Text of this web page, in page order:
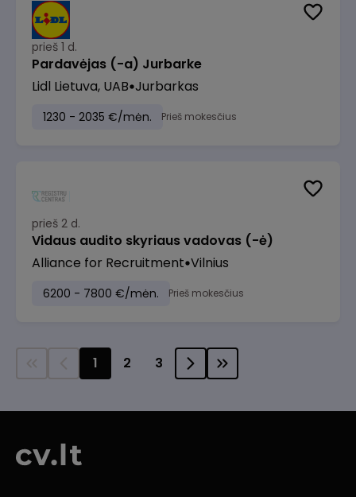
prieš 1 d.
Pardavėjas (-a) Jurbarke
Lidl Lietuva, UAB Jurbarkas
1230 - 2035 €/mėn. Prieš mokesčius
prieš 2 d.
Vidaus audito skyriaus vadovas (-ė)
Alliance for Recruitment Vilnius
6200 - 7800 €/mėn. Prieš mokesčius
1 2 3